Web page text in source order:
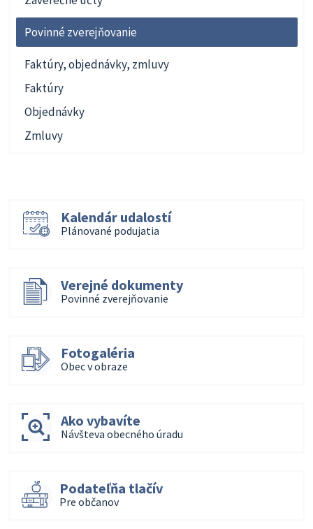
Povinné zverejňovanie
Faktúry, objednávky, zmluvy
Faktúry
Objednávky
Zmluvy
Kalendár udalostí
Plánované podujatia
Verejné dokumenty
Povinné zverejňovanie
Fotogaléria
Obec v obraze
Ako vybavíte
Návšteva obecného úradu
Podateľňa tlačív
Pre občanov